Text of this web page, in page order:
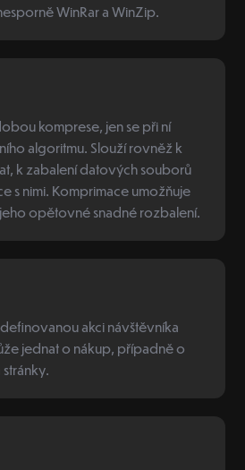
WinRar a WinZip.
komprese, jen se při ní
algoritmu. Slouží rovněž k
k zabalení datových souborů
s nimi. Komprimace umožňuje
opětovné snadné rozbalení.
akci návštěvníka
jednat o nákup, případně o